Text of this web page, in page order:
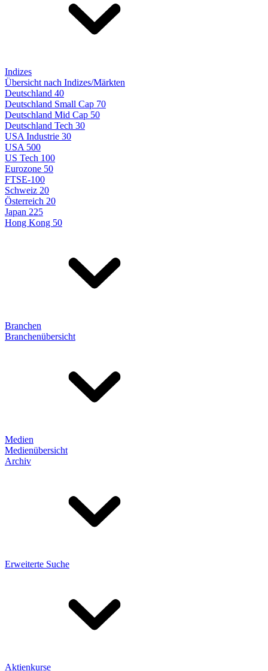
Indizes
Übersicht nach Indizes/Märkten
Deutschland 40
Deutschland Small Cap 70
Deutschland Mid Cap 50
Deutschland Tech 30
USA Industrie 30
USA 500
US Tech 100
Eurozone 50
FTSE-100
Schweiz 20
Österreich 20
Japan 225
Hong Kong 50
Branchen
Branchenübersicht
Medien
Medienübersicht
Archiv
Erweiterte Suche
Aktienkurse